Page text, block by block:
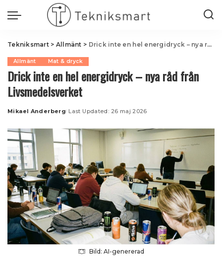
Tekniksmart> Allmänt > Drick inte en hel energidryck – nya råd från Livsmedelsverket
Allmänt Mat & dryck
Drick inte en hel energidryck – nya råd från
Livsmedelsverket
Posted
Mikael Anderberg Last Updated: 26 maj 2026
Bild: AI-genererad